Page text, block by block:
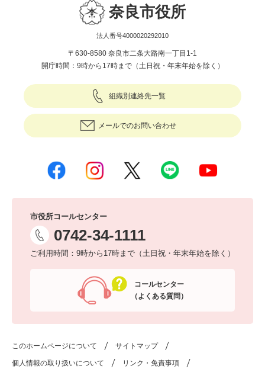
奈良市役所
法人番号4000020292010
〒630-8580 奈良市二条大路南一丁目1-1
開庁時間：9時から17時まで（土日祝・年末年始を除く）
組織別連絡先一覧
メールでのお問い合わせ
市役所コールセンター
0742-34-1111
ご利用時間：9時から17時まで（土日祝・年末年始を除く）
コールセンター
（よくある質問）
このホームページについて サイトマップ
個人情報の取り扱いについて リンク・免責事項